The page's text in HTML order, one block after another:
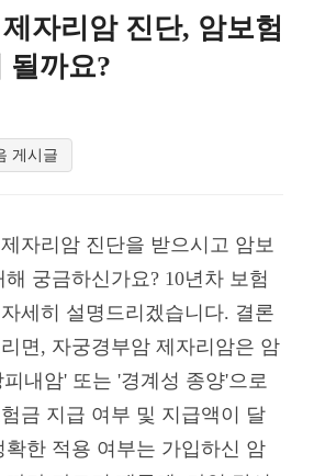
자리암 진단, 암보험
될까요?
게시글
자리암 진단을 받으시고 암보
궁금하신가요? 10년차 보험
세히 설명드리겠습니다. 결론
면, 자궁경부암 제자리암은 암
내암' 또는 '경계성 종양'으로
금 지급 여부 및 지급액이 달
확한 적용 여부는 가입하신 암